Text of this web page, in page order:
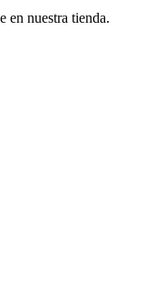
en nuestra tienda.